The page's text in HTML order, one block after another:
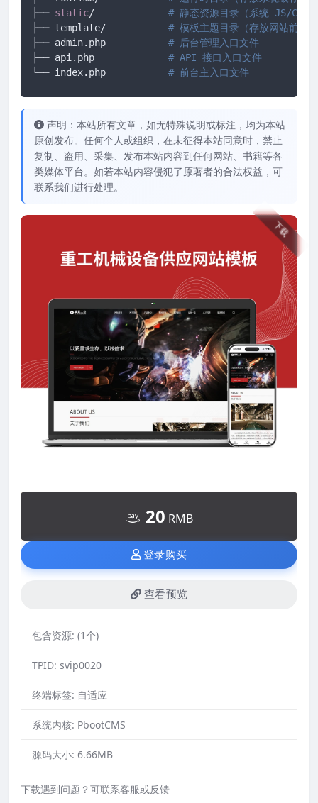
├── static
# 静态资源目录（系统 JS/CSS
# 模板主题目录（存放网站前端
# 后台管理入口文件
# API 接口入口文件
# 前台主入口文件
声明：本站所有文章，如无特殊说明或标注，均为本站
原创发布。任何个人或组织，在未征得本站同意时，禁止
复制、盗用、采集、发布本站内容到任何网站、书籍等各
类媒体平台。如若本站内容侵犯了原著者的合法权益，可
联系我们进行处理。
下载
20 RMB
登录购买
查看预览
包含资源: (1个)
TPID: svip0020
终端标签: 自适应
系统内核: PbootCMS
源码大小: 6.66MB
下载遇到问题？可联系客服或反馈